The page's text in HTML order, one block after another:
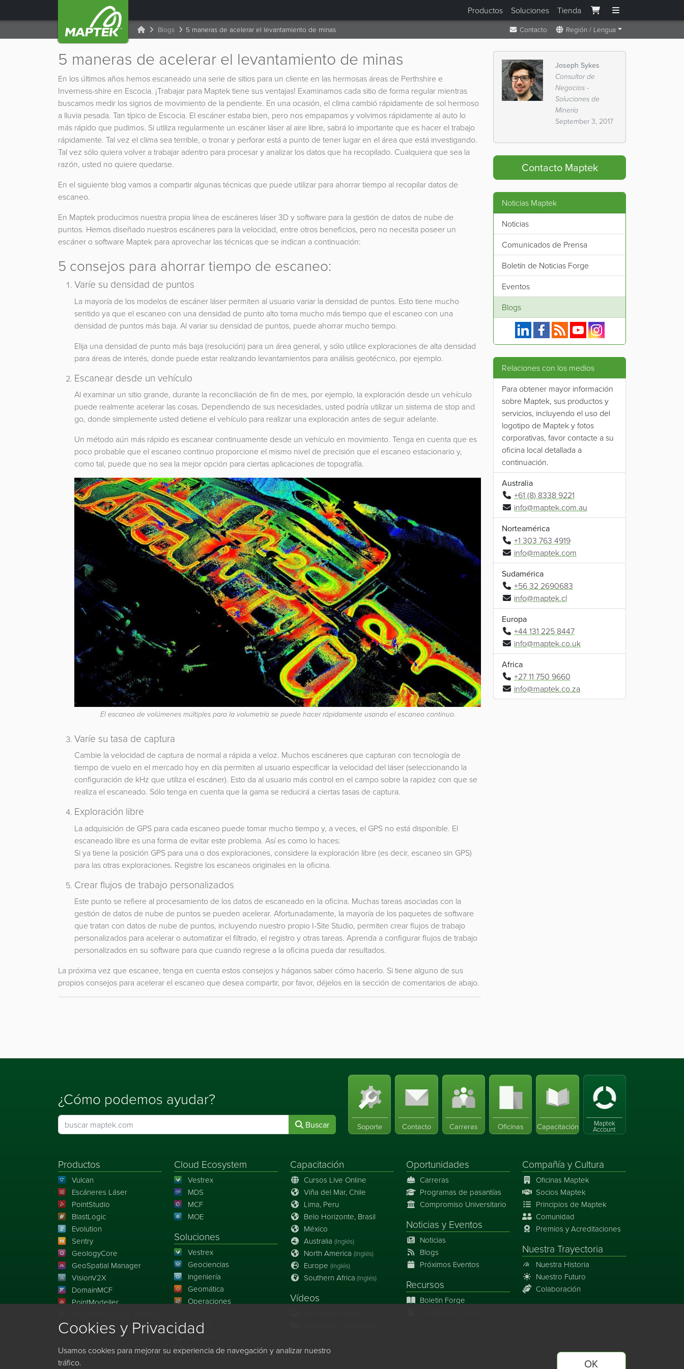
Productos Soluciones Tienda
Blogs 5 maneras de acelerar el levantamiento de minas Contacto Región / Lengua
5 maneras de acelerar el levantamiento de minas
En los últimos años hemos escaneado una serie de sitios para un cliente en las hermosas áreas de Perthshire e
Inverness-shire en Escocia. ¡Trabajar para Maptek tiene sus ventajas! Examinamos cada sitio de forma regular mientras
buscamos medir los signos de movimiento de la pendiente. En una ocasión, el clima cambió rápidamente de sol hermoso
a lluvia pesada. Tan típico de Escocia. El escáner estaba bien, pero nos empapamos y volvimos rápidamente al auto lo
más rápido que pudimos. Si utiliza regularmente un escáner láser al aire libre, sabrá lo importante que es hacer el trabajo
rápidamente. Tal vez el clima sea terrible, o tronar y perforar está a punto de tener lugar en el área que está investigando.
Tal vez sólo quiera volver a trabajar adentro para procesar y analizar los datos que ha recopilado. Cualquiera que sea la
razón, usted no quiere quedarse.
En el siguiente blog vamos a compartir algunas técnicas que puede utilizar para ahorrar tiempo al recopilar datos de
escaneo.
En Maptek producimos nuestra propia línea de escáneres láser 3D y software para la gestión de datos de nube de
puntos. Hemos diseñado nuestros escáneres para la velocidad, entre otros beneficios, pero no necesita poseer un
escáner o software Maptek para aprovechar las técnicas que se indican a continuación:
5 consejos para ahorrar tiempo de escaneo:
Varíe su densidad de puntos
La mayoría de los modelos de escáner láser permiten al usuario variar la densidad de puntos. Esto tiene mucho
sentido ya que el escaneo con una densidad de punto alto toma mucho más tiempo que el escaneo con una
densidad de puntos más baja. Al variar su densidad de puntos, puede ahorrar mucho tiempo.
Elija una densidad de punto más baja (resolución) para un área general, y sólo utilice exploraciones de alta densidad
para áreas de interés, donde puede estar realizando levantamientos para análisis geotécnico, por ejemplo.
Escanear desde un vehículo
Al examinar un sitio grande, durante la reconciliación de fin de mes, por ejemplo, la exploración desde un vehículo
puede realmente acelerar las cosas. Dependiendo de sus necesidades, usted podría utilizar un sistema de stop and
go, donde simplemente usted detiene el vehículo para realizar una exploración antes de seguir adelante.
Un método aún más rápido es escanear continuamente desde un vehículo en movimiento. Tenga en cuenta que es
poco probable que el escaneo continuo proporcione el mismo nivel de precisión que el escaneo estacionario y,
como tal, puede que no sea la mejor opción para ciertas aplicaciones de topografía.
El escaneo de volúmenes múltiples para la volumetría se puede hacer rápidamente usando el escaneo continuo.
Varíe su tasa de captura
Cambie la velocidad de captura de normal a rápida a veloz. Muchos escáneres que capturan con tecnología de
tiempo de vuelo en el mercado hoy en día permiten al usuario especificar la velocidad del láser (seleccionando la
configuración de kHz que utiliza el escáner). Esto da al usuario más control en el campo sobre la rapidez con que se
realiza el escaneado. Sólo tenga en cuenta que la gama se reducirá a ciertas tasas de captura.
Exploración libre
La adquisición de GPS para cada escaneo puede tomar mucho tiempo y, a veces, el GPS no está disponible. El
escaneado libre es una forma de evitar este problema. Así es como lo haces:
Si ya tiene la posición GPS para una o dos exploraciones, considere la exploración libre (es decir, escaneo sin GPS)
para las otras exploraciones. Registre los escaneos originales en la oficina.
Crear flujos de trabajo personalizados
Este punto se refiere al procesamiento de los datos de escaneado en la oficina. Muchas tareas asociadas con la
gestión de datos de nube de puntos se pueden acelerar. Afortunadamente, la mayoría de los paquetes de software
que tratan con datos de nube de puntos, incluyendo nuestro propio I-Site Studio, permiten crear flujos de trabajo
personalizados para acelerar o automatizar el filtrado, el registro y otras tareas. Aprenda a configurar flujos de trabajo
personalizados en su software para que cuando regrese a la oficina pueda dar resultados.
La próxima vez que escanee, tenga en cuenta estos consejos y háganos saber cómo hacerlo. Si tiene alguno de sus
propios consejos para acelerar el escaneo que desea compartir, por favor, déjelos en la sección de comentarios de abajo.
Joseph Sykes
Consultor de
Negocios -
Soluciones de
Minería
September 3, 2017
Contacto Maptek
Noticias Maptek
Noticias
Comunicados de Prensa
Boletín de Noticias Forge
Eventos
Blogs
Maptek en Linkedin.
Maptek en Facebook.
Fuente RSS de Maptek.
Maptek en YouTube.
Maptek en Instagram.
Relaciones con los medios
Para obtener mayor información
sobre Maptek, sus productos y
servicios, incluyendo el uso del
logotipo de Maptek y fotos
corporativas, favor contacte a su
oficina local detallada a
continuación.
Australia
+61 (8) 8338 9221
info@maptek.com.au
Norteamérica
+1 303 763 4919
info@maptek.com
Sudamérica
+56 32 2690683
info@maptek.cl
Europa
+44 131 225 8447
info@maptek.co.uk
Africa
+27 11 750 9660
info@maptek.co.za
¿Cómo podemos ayudar?
Buscar Soporte Contacto Carreras Oficinas Capacitación Maptek
Account
Productos
Vulcan
Escáneres Láser
PointStudio
BlastLogic
Evolution
Sentry
GeologyCore
GeoSpatial Manager
VisionV2X
DomainMCF
PointModeller
Cloud Ecosystem
Vestrex
MDS
MCF
MOE
Soluciones
Vestrex
Geociencias
Ingeniería
Geomática
Operaciones
Servicios
Asesoría
Soluciones IT
Capacitación
Cursos Live Online
Viña del Mar, Chile
Lima, Peru
Belo Horizonte, Brasil
México
Australia (Inglés)
North America (Inglés)
Europe (Inglés)
Southern Africa (Inglés)
Vídeos
Oportunidades
Carreras
Programas de pasantías
Compromiso Universitario
Noticias y Eventos
Noticias
Blogs
Próximos Eventos
Recursos
Boletin Forge
Compañía y Cultura
Oficinas Maptek
Socios Maptek
Principios de Maptek
Comunidad
Premios y Acreditaciones
Nuestra Trayectoria
Nuestra Historia
Nuestro Futuro
Colaboración
Cookies y Privacidad
Usamos cookies para mejorar su experiencia de navegación y analizar nuestro
tráfico.
OK